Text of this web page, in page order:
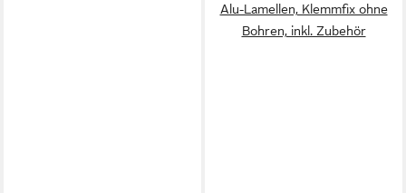
Alu-Lamellen, Klemmfix ohne
Bohren, inkl. Zubehör